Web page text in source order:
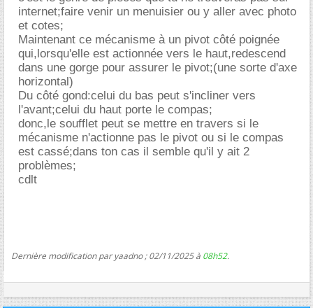
internet;faire venir un menuisier ou y aller avec photo
et cotes;
Maintenant ce mécanisme à un pivot côté poignée
qui,lorsqu'elle est actionnée vers le haut,redescend
dans une gorge pour assurer le pivot;(une sorte d'axe
horizontal)
Du côté gond:celui du bas peut s'incliner vers
l'avant;celui du haut porte le compas;
donc,le soufflet peut se mettre en travers si le
mécanisme n'actionne pas le pivot ou si le compas
est cassé;dans ton cas il semble qu'il y ait 2
problèmes;
cdlt
Dernière modification par yaadno ; 02/11/2025 à 08h52.